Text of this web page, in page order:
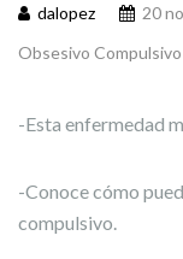
dalopez 20
Obsesivo Compulsivo
-Esta enfermedad
-Conoce cómo
compulsivo.